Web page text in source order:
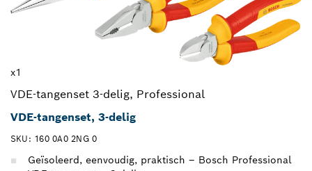
x1
VDE-tangenset 3-delig, Professional
VDE-tangenset, 3-delig
SKU: 160 0A0 2NG 0
Geïsoleerd, eenvoudig, praktisch – Bosch Professional